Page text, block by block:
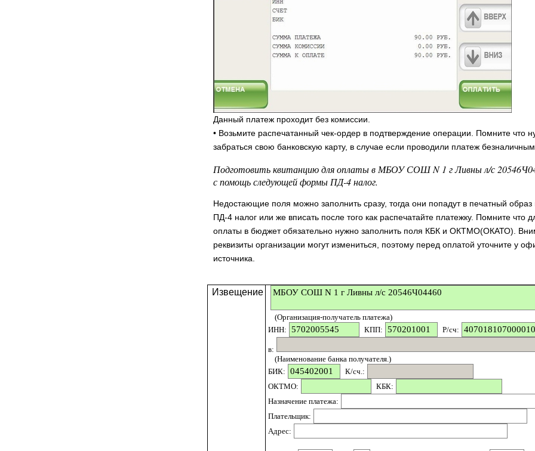
Данный платеж проходит без комиссии.
• Возьмите распечатанный чек-ордер в подтверждение операции. Помните что
забраться свою банковскую карту, в случае если проводили платеж
Подготовить квитанцию для оплаты в МБОУ СОШ N 1 г Ливны л/с
с помощь следующей формы ПД-4 налог.
Недостающие поля можно заполнить сразу, тогда они попадут в печатный образ
ПД-4 налог или же вписать после того как распечатайте платежку. Помните что
оплаты в бюджет обязательно нужно заполнить поля КБК и ОКТМО(ОКАТО).
реквизиты организации могут измениться, поэтому перед оплатой уточните у
источника.
Извещение
(Организация-получатель платежа)
ИНН:
КПП: P/сч:
в:
(Наименование банка получателя.)
БИК:
К/сч.:
ОКТМО:
КБК:
Назначение платежа:
Плательщик:
Адрес: